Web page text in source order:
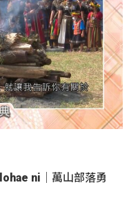
ni｜萬山部落勇